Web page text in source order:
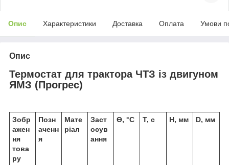
Опис Характеристики Доставка Оплата Умови
Опис
Термостат для трактора ЧТЗ із двигуном
ЯМЗ (Прогрес)
Зобр
ажен
ня
това
ру
Позн
аченн
я
Мате
ріал
Заст
осув
ання
Ɵ, °С Т, с Н, мм D, мм